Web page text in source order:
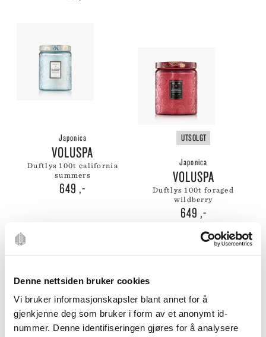
Denne nettsiden bruker cookies
Vi bruker informasjonskapsler blant annet for å
gjenkjenne deg som bruker i form av et anonymt id-
nummer. Denne identifiseringen gjøres for å analysere
Japonica
VOLUSPA
duftlys 100t california
summers
649 ,-
UTSOLGT
Japonica
VOLUSPA
duftlys 100t foraged
wildberry
649 ,-
UTSOLGT UTSOLGT